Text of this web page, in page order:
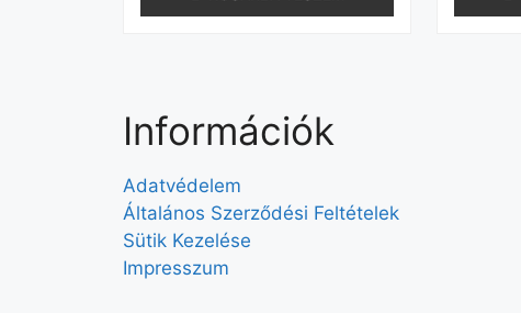
Információk
Adatvédelem
Általános Szerződési Feltételek
Sütik Kezelése
Impresszum